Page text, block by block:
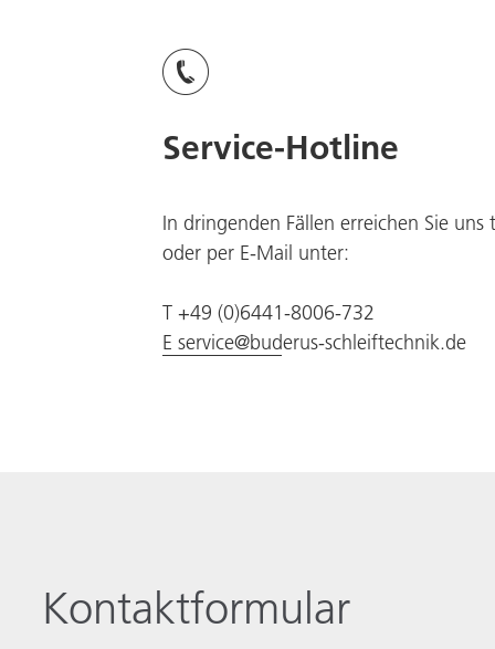
Service-Hotline
In dringenden Fällen erreichen Sie uns
oder per E-Mail unter:
T +49 (0)6441-8006-732
E service@buderus-schleiftechnik.de
Kontaktformular